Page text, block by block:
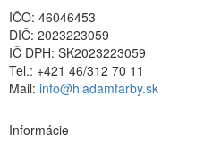
IČO: 46046453
DIČ: 2023223059
IČ DPH: SK2023223059
Tel.: +421 46/312 70 11
Mail: info@hladamfarby.sk
Informácie